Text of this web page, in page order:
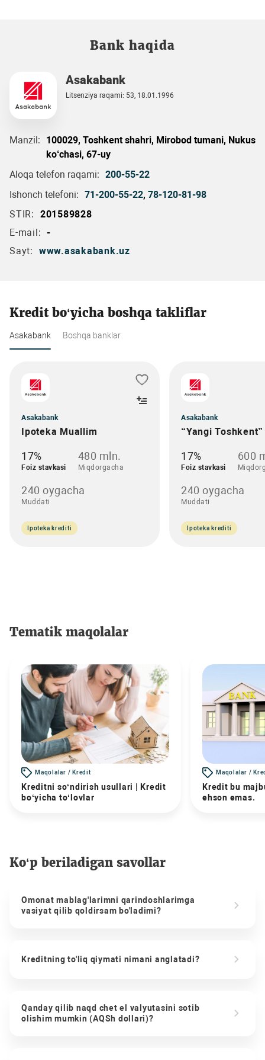
Bank haqida
Asakabank
Litsenziya raqami: 53, 18.01.1996
Manzil:
100029, Toshkent shahri, Mirobod tumani, Nukus
ko‘chasi, 67-uy
Aloqa telefon raqami: 200-55-22
Ishonch telefoni: 71-200-55-22, 78-120-81-98
STIR:
201589828
E-mail: -
Sayt:
www.asakabank.uz
Kredit bo‘yicha boshqa takliflar
Asakabank Boshqa banklar
Asakabank
Ipoteka Muallim
17%
Foiz stavkasi
480 mln.
Miqdorgacha
240 oygacha
Muddati
Ipoteka krediti
Asakabank
“Yangi Toshkent”
17%
Foiz stavkasi
600
240 oygacha
Muddati
Ipoteka krediti
Tematik maqolalar
Maqolalar / Kredit
Kreditni so‘ndirish usullari | Kredit
bo‘yicha to‘lovlar
Maqolalar /
Kredit bu
ehson emas.
Ko‘p beriladigan savollar
Omonat mablag'larimni qarindoshlarimga
vasiyat qilib qoldirsam bo'ladimi?
Kreditning to'liq qiymati nimani anglatadi?
Qanday qilib naqd chet el valyutasini sotib
olishim mumkin (AQSh dollari)?